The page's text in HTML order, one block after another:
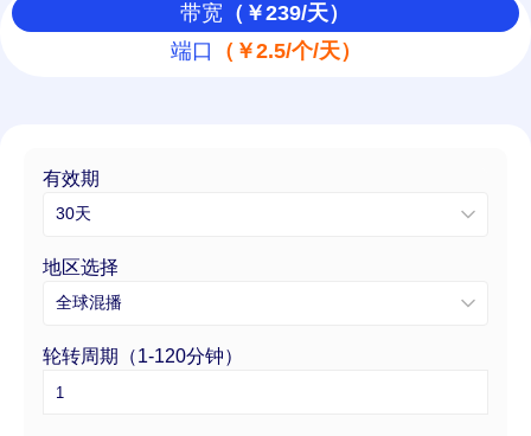
带宽 （￥239/天）
端口
（￥2.5/个/天）
有效期
30天
地区选择
全球混播
轮转周期（1-120分钟）